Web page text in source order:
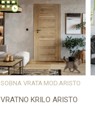
SOBNA VRATA MOD.ARISTO
VRATNO KRILO ARISTO